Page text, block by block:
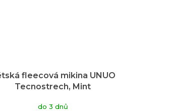
fleecová mikina UNUO
Tecnostrech, Mint
do 3 dnů